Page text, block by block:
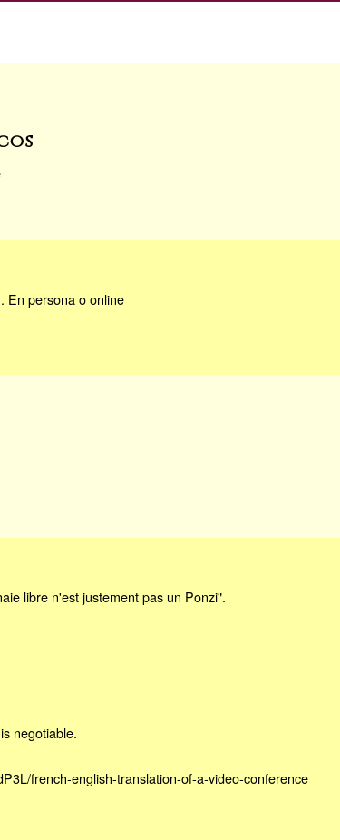
En persona o online
libre n'est justement pas un Ponzi".
negotiable.
french-english-translation-of-a-video-conference